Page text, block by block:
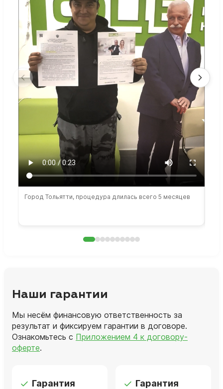
Город Тольятти, процедура длилась всего 5 месяцев
Наши гарантии
Мы несём финансовую ответственность за
результат и фиксируем гарантии в договоре.
Ознакомьтесь с Приложением 4 к договору-
оферте.
Гарантия
Гарантия